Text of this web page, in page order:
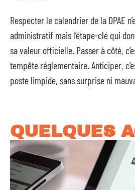
Respecter le calendrier de la DPAE
administratif mais l’étape-clé qui
sa valeur officielle. Passer à côté,
tempête réglementaire. Anticiper,
poste limpide, sans surprise ni
QUELQUES